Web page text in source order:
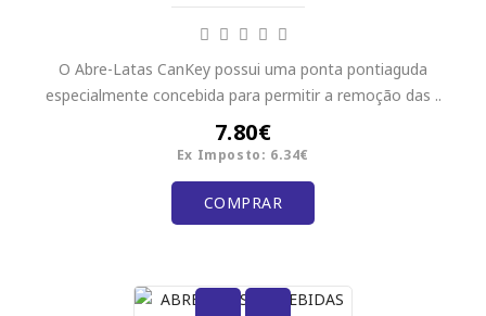
O Abre-Latas CanKey possui uma ponta pontiaguda
especialmente concebida para permitir a remoção das ..
7.80€
Ex Imposto: 6.34€
COMPRAR